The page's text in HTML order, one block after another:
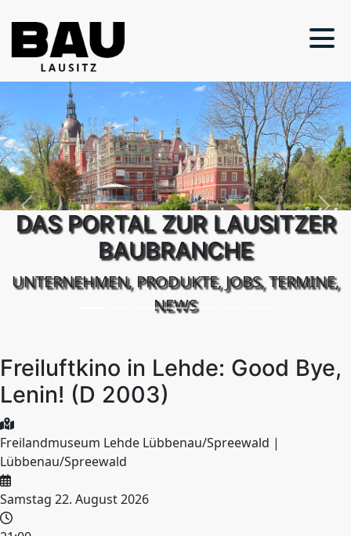
DAS PORTAL ZUR LAUSITZER
BAUBRANCHE
UNTERNEHMEN, PRODUKTE, JOBS, TERMINE,
NEWS
Previous Next
Freiluftkino in Lehde: Good Bye,
Lenin! (D 2003)
Freilandmuseum Lehde Lübbenau/Spreewald |
Lübbenau/Spreewald
Samstag 22. August 2026